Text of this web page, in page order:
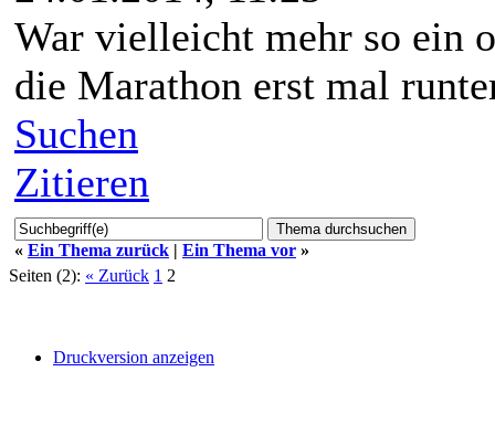
War vielleicht mehr so ein
die Marathon erst mal
Suchen
Zitieren
« Ein Thema zurück | Ein Thema vor »
Seiten (2): « Zurück 1 2
Druckversion anzeigen